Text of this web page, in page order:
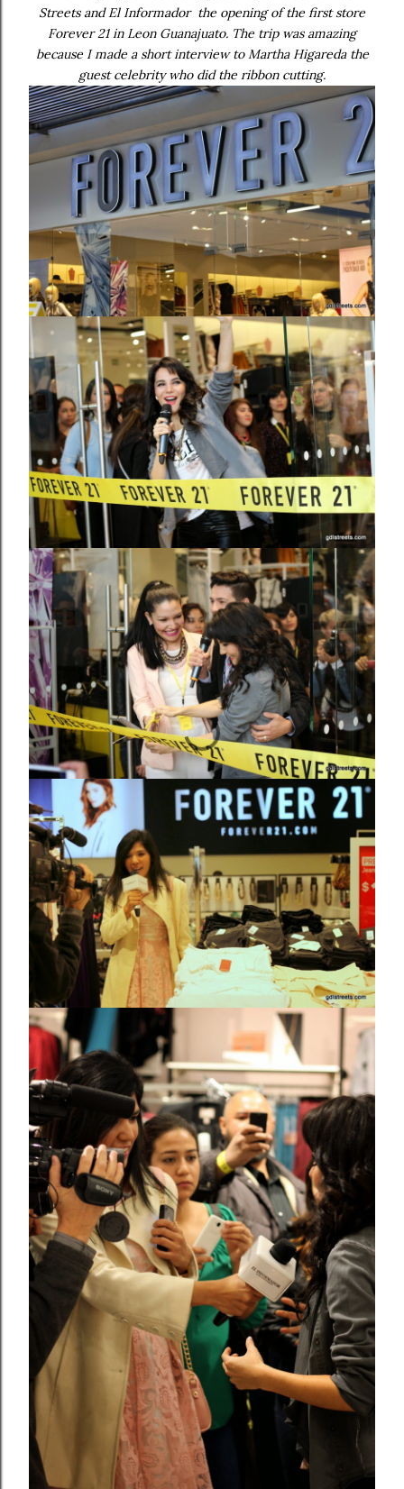
Streets and El Informador the opening of the first store
Forever 21 in Leon Guanajuato. The trip was amazing
because I made a short interview to Martha Higareda the
guest celebrity who did the ribbon cutting.